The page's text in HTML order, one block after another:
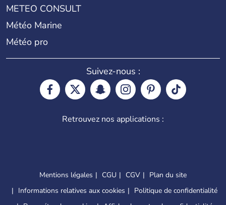
METEO CONSULT
Météo Marine
Météo pro
Suivez-nous :
Retrouvez nos applications :
Mentions légales CGU CGV
Plan du site
Informations relatives aux cookies
Politique de confidentialité